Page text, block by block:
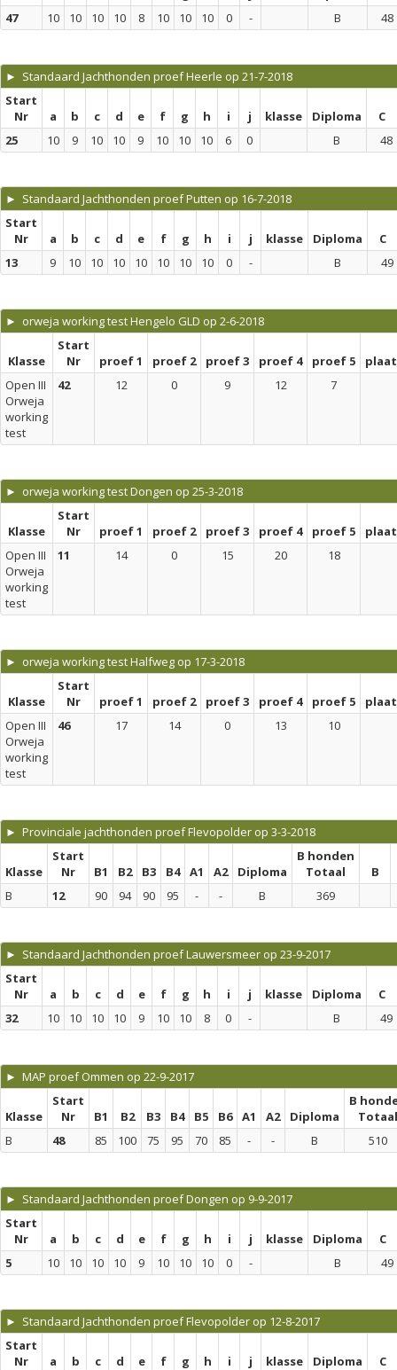
47
10 10 10 10 8 10 10 10 0 - B 48
► Standaard Jachthonden proef Heerle op 21-7-2018
Start
Nr
a b c d e f g h i j klasse Diploma
C
25
10 9 10 10 9 10 10 10 6 0 B 48
► Standaard Jachthonden proef Putten op 16-7-2018
Start
Nr
a b c d e f g h i j klasse Diploma
C
13
9 10 10 10 10 10 10 10 0 - B 49
► orweja working test Hengelo GLD op 2-6-2018
Klasse
Start
Nr
proef 1 proef 2 proef 3 proef 4 proef 5
Open III
Orweja
working
test
42 12 0 9 12 7
► orweja working test Dongen op 25-3-2018
Klasse
Start
Nr
proef 1 proef 2 proef 3 proef 4 proef 5
Open III
Orweja
working
test
11 14 0 15 20 18
► orweja working test Halfweg op 17-3-2018
Klasse
Start
Nr
proef 1 proef 2 proef 3 proef 4 proef 5
Open III
Orweja
working
test
46 17 14 0 13 10
► Provinciale jachthonden proef Flevopolder op 3-3-2018
Klasse
Start
Nr
B1 B2 B3 B4 A1 A2 Diploma
B honden
Totaal
B
B
12 90 94 90 95 - - B 369
► Standaard Jachthonden proef Lauwersmeer op 23-9-2017
Start
Nr
a b c d e f g h i j klasse Diploma
C
32
10 10 10 10 9 10 10 8 0 - B 49
► MAP proef Ommen op 22-9-2017
Klasse
Start
Nr
B1 B2 B3 B4 B5 B6 A1 A2 Diploma
B
Totaal
B
48 85 100 75 95 70 85 - - B 510
► Standaard Jachthonden proef Dongen op 9-9-2017
Start
Nr
a b c d e f g h i j klasse Diploma
C
5
10 10 10 10 9 10 10 10 0 - B 49
► Standaard Jachthonden proef Flevopolder op 12-8-2017
Start
Nr
a b c d e f g h i j klasse Diploma
C